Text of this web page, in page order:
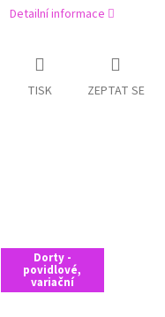
Detailní informace
TISK ZEPTAT SE
Dorty -
povidlové,
variační